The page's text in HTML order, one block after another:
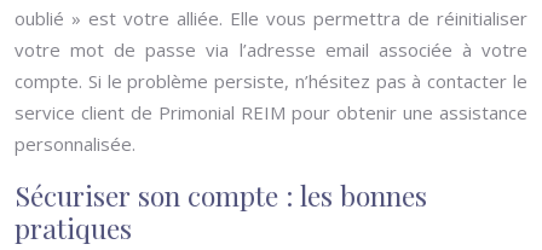
oublié » est votre alliée. Elle vous permettra de réinitialiser
votre mot de passe via l’adresse email associée à votre
compte. Si le problème persiste, n’hésitez pas à contacter le
service client de Primonial REIM pour obtenir une assistance
personnalisée.
Sécuriser son compte : les bonnes
pratiques